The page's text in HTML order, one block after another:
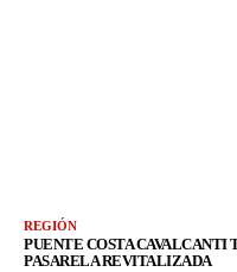
REGIÓN
PUENTE COSTA CAVALCANTI
PASARELA REVITALIZADA